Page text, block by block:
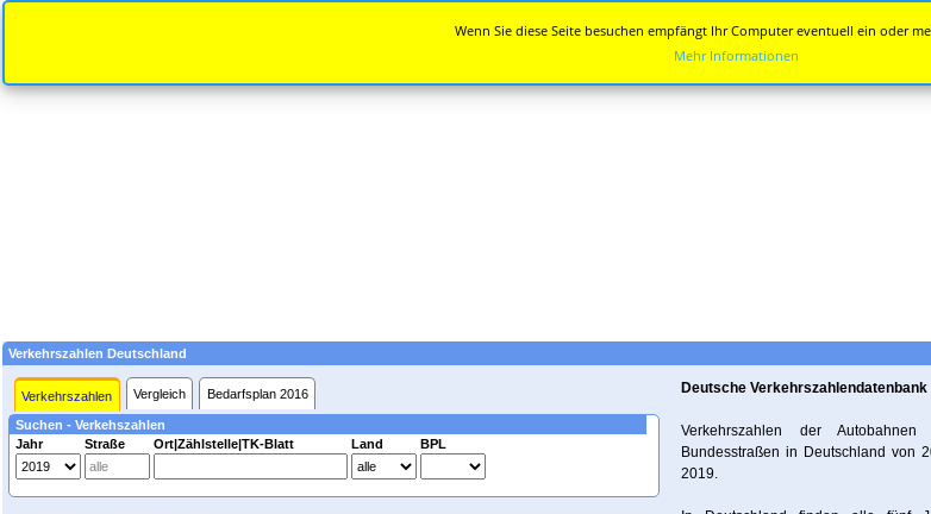
Verkehrszahlen Deutschland
Verkehrszahlen Vergleich Bedarfsplan 2016
Suchen - Verkehszahlen
Jahr
Straße Ort|Zählstelle|TK-Blatt Land BPL
Deutsche Verkehrszahlendatenbank
Verkehrszahlen der Autobahnen
Bundesstraßen in Deutschland von
2019.
Wenn Sie diese Seite besuchen empfängt Ihr Computer eventuell ein oder
Mehr Informationen